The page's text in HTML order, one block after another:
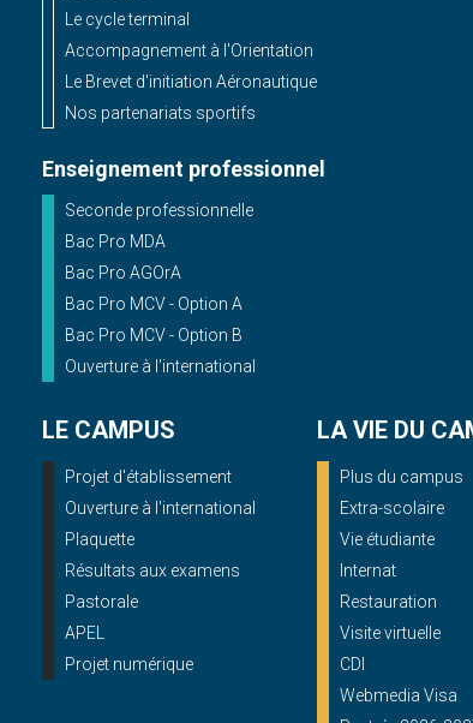
Le cycle terminal
Accompagnement à l'Orientation
Le Brevet d'initiation Aéronautique
Nos partenariats sportifs
Enseignement professionnel
Seconde professionnelle
Bac Pro MDA
Bac Pro AGOrA
Bac Pro MCV - Option A
Bac Pro MCV - Option B
Ouverture à l'international
LE CAMPUS
Projet d'établissement
Ouverture à l'international
Plaquette
Résultats aux examens
Pastorale
APEL
Projet numérique
LA VIE DU
Plus du campus
Extra-scolaire
Vie étudiante
Internat
Restauration
Visite virtuelle
CDI
Webmedia Visa